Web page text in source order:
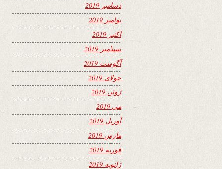
دسامبر 2019
نوامبر 2019
اکتبر 2019
سپتامبر 2019
آگوست 2019
جولای 2019
ژوئن 2019
می 2019
آوریل 2019
مارس 2019
فوریه 2019
ژانویه 2019